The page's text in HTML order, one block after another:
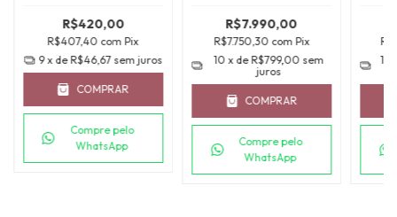
R$420,00
R$407,40 com Pix
9 x de R$46,67 sem juros
COMPRAR
Compre pelo
WhatsApp
BRASILEIRO
R$7.990,00
R$7.750,30 com Pix
10 x de R$799,00 sem
juros
COMPRAR
Compre pelo
WhatsApp
10